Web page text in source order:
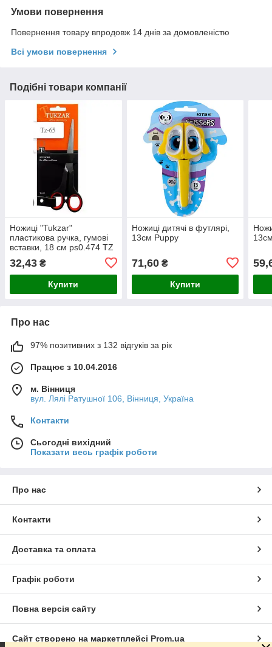
Умови повернення
Повернення товару впродовж 14 днів за домовленістю
Всі умови повернення
Подібні товари компанії
Ножиці "Tukzar"
пластикова ручка, гумові
вставки, 18 см ps0.474 TZ
32,43 ₴
Купити
Ножиці дитячі в футлярі,
13см Puppy
71,60₴
Купити
Про нас
97% позитивних з 132 відгуків за рік
Працює з 10.04.2016
м. Вінниця
вул. Лялі Ратушної 106, Вінниця, Україна
Контакти
Сьогодні вихідний
Показати весь графік роботи
Про нас
Контакти
Доставка та оплата
Графік роботи
Повна версія сайту
Сайт створено на маркетплейсі Prom.ua